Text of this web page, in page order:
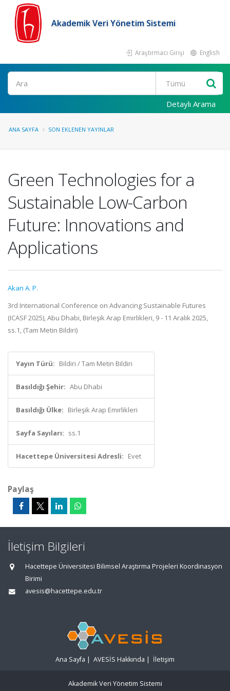
Akademik Veri Yönetim Sistemi
Araştırmacı Girişi English
Ara
Detaylı Arama
ANA SAYFA SON EKLENEN YAYINLAR
Green Technologies for a
Sustainable Low-Carbon
Future: Innovations and
Applications
Akan A. P.
3rd International Conference on Advancing Sustainable Futures
(ICASF 2025), Abu Dhabi, Birleşik Arap Emirlikleri, 9 - 11 Aralık 2025,
ss.1, (Tam Metin Bildiri)
Yayın Türü: Bildiri / Tam Metin Bildiri
Basıldığı Şehir: Abu Dhabi
Basıldığı Ülke: Birleşik Arap Emirlikleri
Sayfa Sayıları: ss.1
Hacettepe Üniversitesi Adresli: Evet
Paylaş
İletişim Bilgileri
Hacettepe Üniversitesi Bilimsel Araştırma Projeleri Koordinasyon
Birimi
avesis@hacettepe.edu.tr
Ana Sayfa | AVESİS Hakkında | İletişim
Akademik Veri Yönetim Sistemi